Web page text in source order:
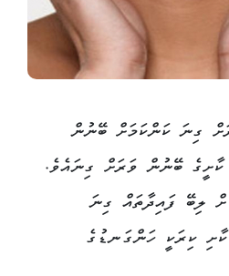
ގިނަ ކަންކަމަށް ބޭނުން
ބޭނުން ވަރަށް ގިނައެވެ.
ލިބޭ ފައިދާތައް ގިނަ
ކިރަކީ ހަންގަނޑުގެ